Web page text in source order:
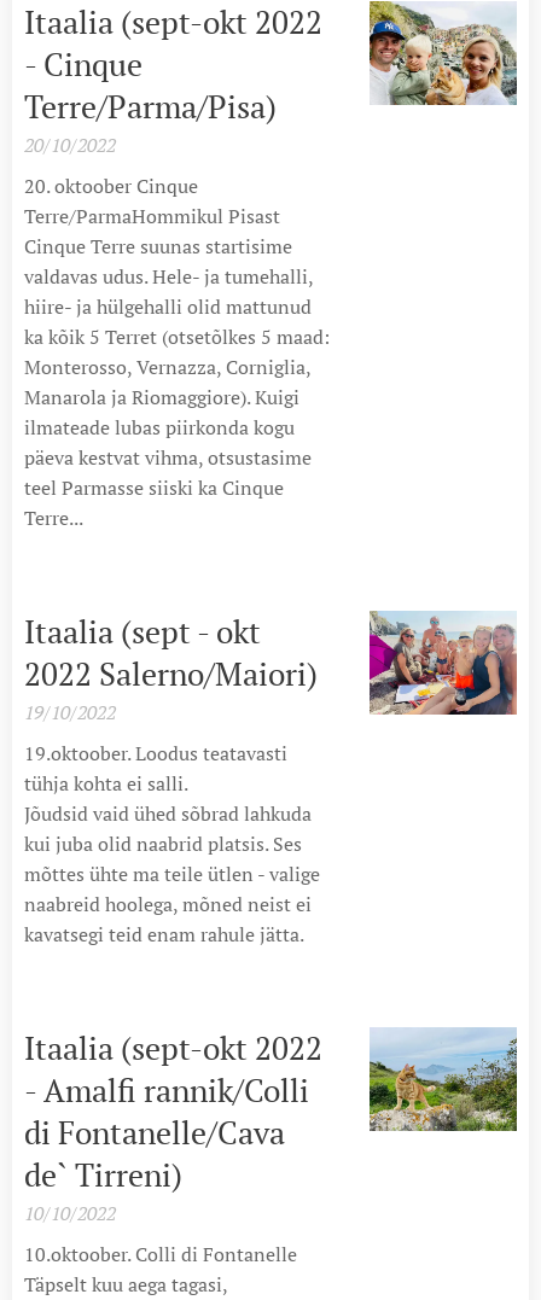
Itaalia (sept-okt 2022
- Cinque
Terre/Parma/Pisa)
20/10/2022
20. oktoober Cinque
Terre/ParmaHommikul Pisast
Cinque Terre suunas startisime
valdavas udus. Hele- ja tumehalli,
hiire- ja hülgehalli olid mattunud
ka kõik 5 Terret (otsetõlkes 5 maad:
Monterosso, Vernazza, Corniglia,
Manarola ja Riomaggiore). Kuigi
ilmateade lubas piirkonda kogu
päeva kestvat vihma, otsustasime
teel Parmasse siiski ka Cinque
Terre...
Itaalia (sept - okt
2022 Salerno/Maiori)
19/10/2022
19.oktoober. Loodus teatavasti
tühja kohta ei salli.
Jõudsid vaid ühed sõbrad lahkuda
kui juba olid naabrid platsis. Ses
mõttes ühte ma teile ütlen - valige
naabreid hoolega, mõned neist ei
kavatsegi teid enam rahule jätta.
Itaalia (sept-okt 2022
- Amalfi rannik/Colli
di Fontanelle/Cava
de` Tirreni)
10/10/2022
10.oktoober. Colli di Fontanelle
Täpselt kuu aega tagasi,